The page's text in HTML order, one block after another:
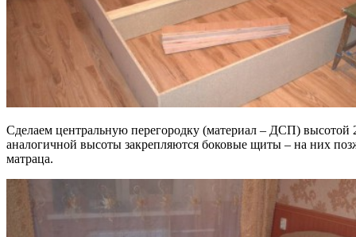
Сделаем центральную перегородку (материал – ДСП) высотой
аналогичной высоты закрепляются боковые щиты – на них
матраца.